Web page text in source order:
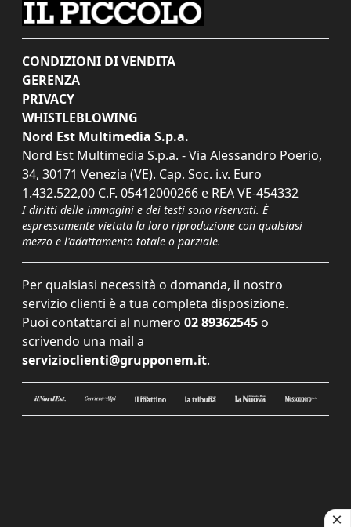
CONDIZIONI DI VENDITA
GERENZA
PRIVACY
WHISTLEBLOWING
Nord Est Multimedia S.p.a.
Nord Est Multimedia S.p.a. - Via Alessandro Poerio,
34, 30171 Venezia (VE). Cap. Soc. i.v. Euro
1.432.522,00 C.F. 05412000266 e REA VE-454332
I diritti delle immagini e dei testi sono riservati. È
espressamente vietata la loro riproduzione con qualsiasi
mezzo e l'adattamento totale o parziale.
Per qualsiasi necessità o domanda, il nostro
servizio clienti è a tua completa disposizione.
Puoi contattarci al numero 02 89362545 o
scrivendo una mail a
servizioclienti@grupponem.it.